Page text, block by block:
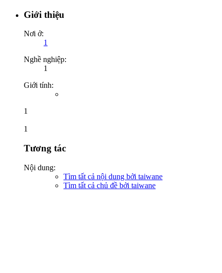
Giới thiệu
Nơi ở:
1
Nghề nghiệp:
1
Giới tính:
1
1
Tương tác
Nội dung:
Tìm tất cả nội dung bởi taiwane
Tìm tất cả chủ đề bởi taiwane